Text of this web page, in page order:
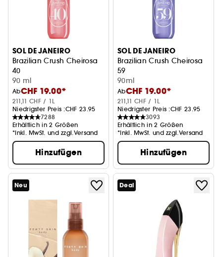
SOL DE JANEIRO
Brazilian Crush Cheirosa
40
Mist für Körper und Haar
90 ml
AbCHF 19.00*
211,11 CHF / 1L
Niedrigster Preis :CHF 23.95
7288
Erhältlich in 2 Größen
*Inkl. MwSt. und zzgl.Versand
Hinzufügen
SOL DE JANEIRO
Brazilian Crush Cheirosa
59
Mist für Körper und Haar
90ml
AbCHF 19.00*
211,11 CHF / 1L
Niedrigster Preis :CHF 23.95
3093
Erhältlich in 2 Größen
*Inkl. MwSt. und zzgl.Versand
Hinzufügen
Neu Deal